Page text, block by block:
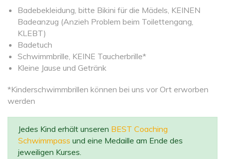
Badebekleidung, bitte Bikini für die Mädels, KEINEN
Badeanzug (Anzieh Problem beim Toilettengang,
KLEBT)
Badetuch
Schwimmbrille, KEINE Taucherbrille*
Kleine Jause und Getränk
*Kinderschwimmbrillen können bei uns vor Ort erworben
werden
Jedes Kind erhält unseren BEST Coaching
Schwimmpass und eine Medaille am Ende des
jeweiligen Kurses.